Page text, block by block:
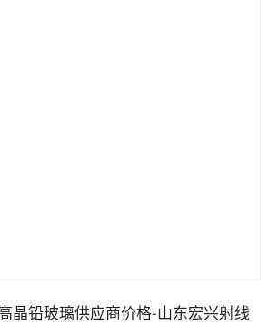
晶铅玻璃供应商价格-山东宏兴射线